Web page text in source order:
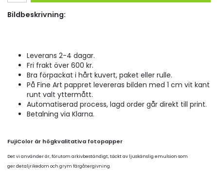
Bildbeskrivning:
Leverans 2-4 dagar.
Fri frakt över 600 kr.
Bra förpackat i hårt kuvert, paket eller rulle.
På Fine Art pappret levereras bilden med 1 cm vit kant
runt valt yttermått.
Automatiserad process, lagd order går direkt till print.
Betalning via Klarna.
FujiColor är högkvalitativa fotopapper
Det vi använder är, förutom arkivbeständigt, täckt av ljuskänslig emulsion som
ger detaljrikedom och grym färgåtergivning.